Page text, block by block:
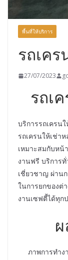
พื้นที่ให้บริการ
รถเค
27/07/2023
รถเ
บริการรถเครน
รถเครนให้เช่า
เหมาะสมกับหน้
งานฟรี บริการ
เชี่ยวชาญ ผ่าน
ในการยกของต่
งานเซฟตี้ได้ทุก
ภาพการทำง